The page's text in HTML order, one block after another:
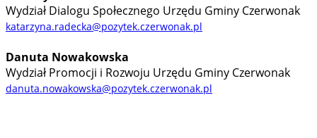
Wydział Dialogu Społecznego Urzędu Gminy Czerwonak
katarzyna.radecka@pozytek.czerwonak.pl
Danuta Nowakowska
Wydział Promocji i Rozwoju Urzędu Gminy Czerwonak
danuta.nowakowska@pozytek.czerwonak.pl